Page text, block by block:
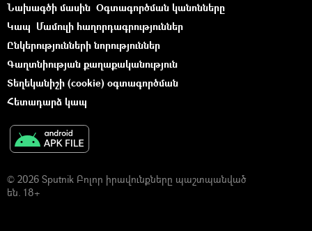
Նախագծի մասին Օգտագործման կանոնները
Կապ Մամուլի հաղորդագրություններ
Ընկերությունների նորություններ
Գաղտնիության քաղաքականություն
Տեղեկանիշի (cookie) օգտագործման
Հետադարձ կապ
© 2026 Sputnik Բոլոր իրավունքները պաշտպանված
են. 18+